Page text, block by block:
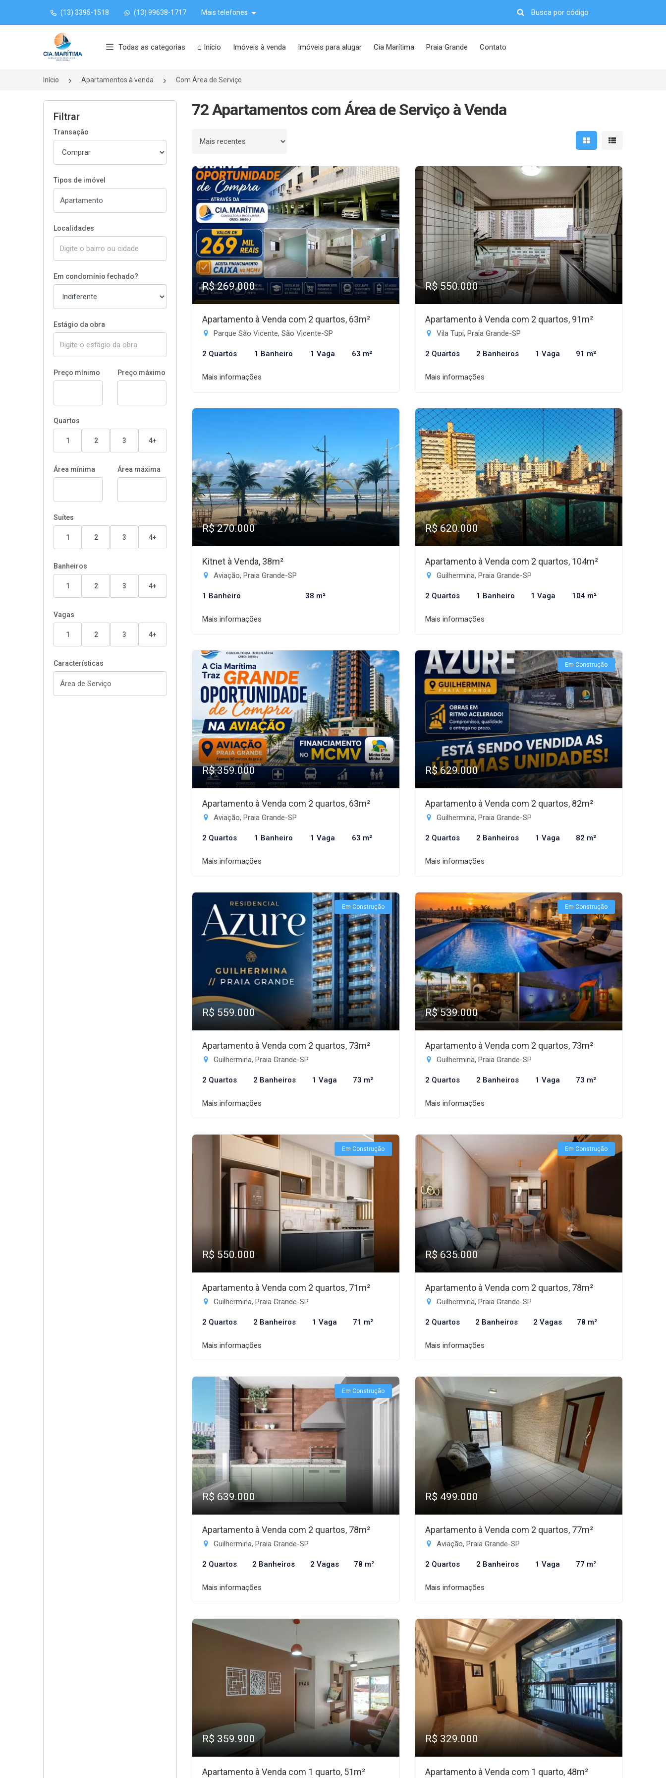
(13) 3395-1518 (13) 99638-1717 Mais telefones
Página inicial
Todas as categorias ⌂ Início Imóveis à venda Imóveis para alugar Cia Marítima Praia Grande Contato
Início Apartamentos à venda Com Área de Serviço
Filtrar
Transação
Tipos de imóvel
Localidades
Em condomínio fechado?
Estágio da obra
Preço mínimo Preço máximo
Quartos
1 2 3 4+
Área mínima Área máxima
Suítes
1 2 3 4+
Banheiros
1 2 3 4+
Vagas
1 2 3 4+
Características
72 Apartamentos com Área de Serviço à Venda
Ordenar por Mostrar resultados em
Mostrar
R$ 269.000
Apartamento à Venda com 2 quartos, 63m²
Parque São Vicente, São Vicente-SP
2 Quartos 1 Banheiro 1 Vaga 63 m²
Mais informações
R$ 550.000
Apartamento à Venda com 2 quartos, 91m²
Vila Tupi, Praia Grande-SP
2 Quartos 2 Banheiros 1 Vaga 91 m²
Mais informações
R$ 270.000
Kitnet à Venda, 38m²
Aviação, Praia Grande-SP
1 Banheiro 38 m²
Mais informações
R$ 620.000
Apartamento à Venda com 2 quartos, 104m²
Guilhermina, Praia Grande-SP
2 Quartos 1 Banheiro 1 Vaga 104 m²
Mais informações
R$ 359.000
Apartamento à Venda com 2 quartos, 63m²
Aviação, Praia Grande-SP
2 Quartos 1 Banheiro 1 Vaga 63 m²
Mais informações
Em Construção
R$ 629.000
Apartamento à Venda com 2 quartos, 82m²
Guilhermina, Praia Grande-SP
2 Quartos 2 Banheiros 1 Vaga 82 m²
Mais informações
Em Construção
R$ 559.000
Apartamento à Venda com 2 quartos, 73m²
Guilhermina, Praia Grande-SP
2 Quartos 2 Banheiros 1 Vaga 73 m²
Mais informações
Em Construção
R$ 539.000
Apartamento à Venda com 2 quartos, 73m²
Guilhermina, Praia Grande-SP
2 Quartos 2 Banheiros 1 Vaga 73 m²
Mais informações
Em Construção
R$ 550.000
Apartamento à Venda com 2 quartos, 71m²
Guilhermina, Praia Grande-SP
2 Quartos 2 Banheiros 1 Vaga 71 m²
Mais informações
Em Construção
R$ 635.000
Apartamento à Venda com 2 quartos, 78m²
Guilhermina, Praia Grande-SP
2 Quartos 2 Banheiros 2 Vagas 78 m²
Mais informações
Em Construção
R$ 639.000
Apartamento à Venda com 2 quartos, 78m²
Guilhermina, Praia Grande-SP
2 Quartos 2 Banheiros 2 Vagas 78 m²
Mais informações
R$ 499.000
Apartamento à Venda com 2 quartos, 77m²
Aviação, Praia Grande-SP
2 Quartos 2 Banheiros 1 Vaga 77 m²
Mais informações
R$ 359.900
Apartamento à Venda com 1 quarto, 51m²
R$ 329.000
Apartamento à Venda com 1 quarto, 48m²